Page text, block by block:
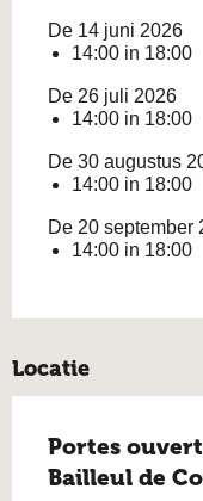
De 14 juni 2026
14:00 in 18:00
De 26 juli 2026
14:00 in 18:00
De 30 augustus
14:00 in 18:00
De 20 september
14:00 in 18:00
Locatie
Portes
Bailleul de